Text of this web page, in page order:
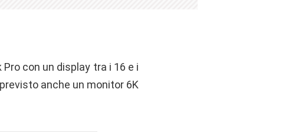
con un display tra i 16 e i
anche un monitor 6K